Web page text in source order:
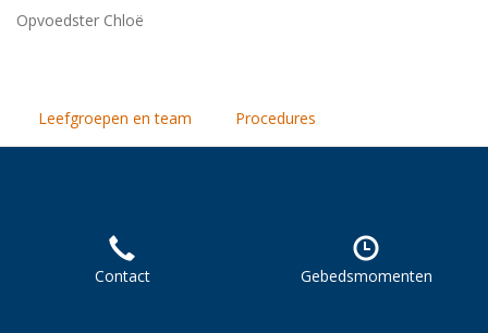
Opvoedster Chloë
Leefgroepen en team Procedures
Contact Gebedsmomenten